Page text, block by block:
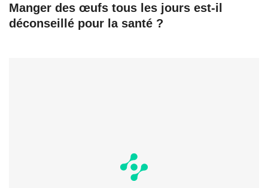
Manger des œufs tous les jours est-il
déconseillé pour la santé ?